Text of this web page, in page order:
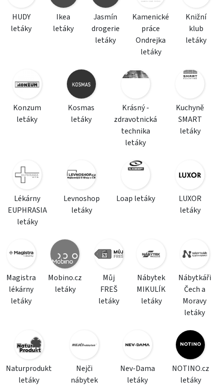
HUDY
letáky
Ikea
letáky
Jasmín
drogerie
letáky
Kamenické
práce
Ondrejka
letáky
Knižní
klub
letáky
Konzum
letáky
Kosmas
letáky
Krásný -
zdravotnická
technika
letáky
Kuchyně
SMART
letáky
Lékárny
EUPHRASIA
letáky
Levnoshop
letáky
Loap letáky
LUXOR
letáky
Magistra
lékárny
letáky
Mobino.cz
letáky
Můj
FREŠ
letáky
Nábytek
MIKULÍK
letáky
Nábytkáři
Čech a
Moravy
letáky
Naturprodukt
letáky
Nejči
nábytek
Nev-Dama
letáky
NOTINO.cz
letáky